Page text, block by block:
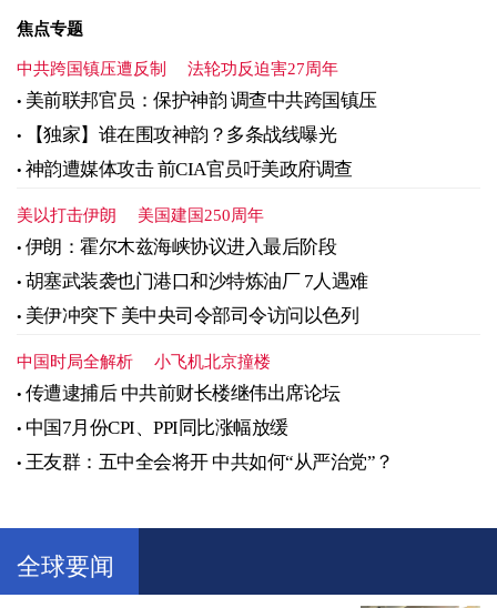
焦点专题
中共跨国镇压遭反制 法轮功反迫害27周年
美前联邦官员：保护神韵 调查中共跨国镇压
【独家】谁在围攻神韵？多条战线曝光
神韵遭媒体攻击 前CIA官员吁美政府调查
美以打击伊朗 美国建国250周年
伊朗：霍尔木兹海峡协议进入最后阶段
胡塞武装袭也门港口和沙特炼油厂 7人遇难
美伊冲突下 美中央司令部司令访问以色列
中国时局全解析 小飞机北京撞楼
传遭逮捕后 中共前财长楼继伟出席论坛
中国7月份CPI、PPI同比涨幅放缓
王友群：五中全会将开 中共如何“从严治党”？
全球要闻